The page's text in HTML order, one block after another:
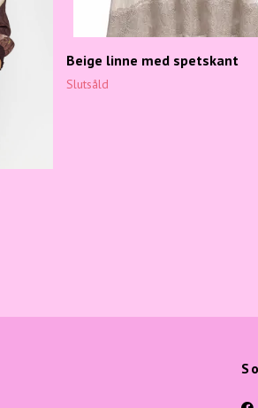
Beige linne med spetskant
Slutsåld